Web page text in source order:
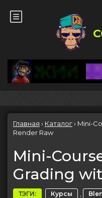
Главная › Каталог› Mini-
Render Raw
Mini-
Grading
ТЭГИ: Курсы ,